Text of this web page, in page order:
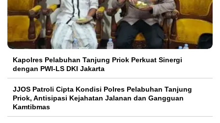
Kapolres Pelabuhan Tanjung Priok Perkuat Sinergi
dengan PWI-LS DKI Jakarta
JJOS Patroli Cipta Kondisi Polres Pelabuhan Tanjung
Priok, Antisipasi Kejahatan Jalanan dan Gangguan
Kamtibmas